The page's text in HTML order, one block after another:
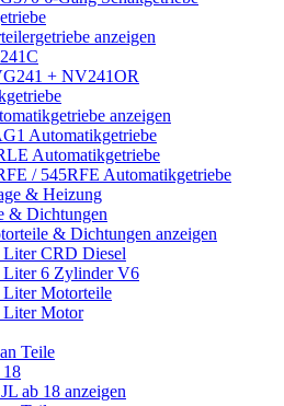
anzeigen
+ NV241OR
anzeigen
Automatikgetriebe
Automatikgetriebe
/ 545RFE Automatikgetriebe
& Heizung
& Dichtungen
& Dichtungen anzeigen
Liter CRD Diesel
Liter 6 Zylinder V6
Liter Motorteile
Liter Motor
Teile
18
ab 18 anzeigen